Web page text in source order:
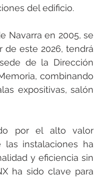
P002000
P064000
del edificio.
Navarra en 2005, se
de este 2026, tendrá
de la Dirección
combinando
expositivas, salón
por el alto valor
instalaciones ha
y eficiencia sin
ha sido clave para